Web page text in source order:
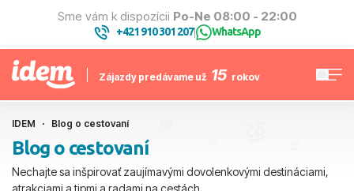
Sme vám k dispozícii Po-Ne 08:00 - 22:00
+421 910 301 207| WhatsApp
Zájazdy predávame už 15 rokov
IDEM Blog o cestovaní
Blog o cestovaní
Nechajte sa inšpirovať zaujímavými dovolenkovými destináciami,
atrakciami a tipmi a radami na cestách.